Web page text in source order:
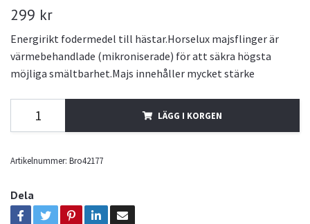
299 kr
Energirikt fodermedel till hästar.Horselux majsflinger är
värmebehandlade (mikroniserade) för att säkra högsta
möjliga smältbarhet.Majs innehåller mycket stärke
LÄGG I KORGEN
Artikelnummer: Bro42177
Dela